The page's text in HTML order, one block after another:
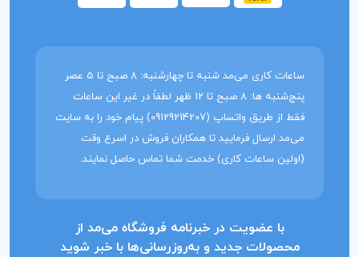
ساعات کاری می‌مد شنبه تا چهارشنبه: 8 صبح تا 5 عصر
پنج‌شنبه ها: 8 صبح تا 12 ظهر لطفاً در غیر این ساعات
فقط از طریق واتساپ (09129214207) پیام خود را به سایت
می‌مد ارسال فرمایید تا همکاران فروش در اسرع وقت
(اولین ساعات کاری) خدمت شما تماس حاصل نمایند.
با عضویت در خبرنامه فروشگاه می‌مد از
محصولات جدید و به‌روزرسانی‌ها با خبر شوید